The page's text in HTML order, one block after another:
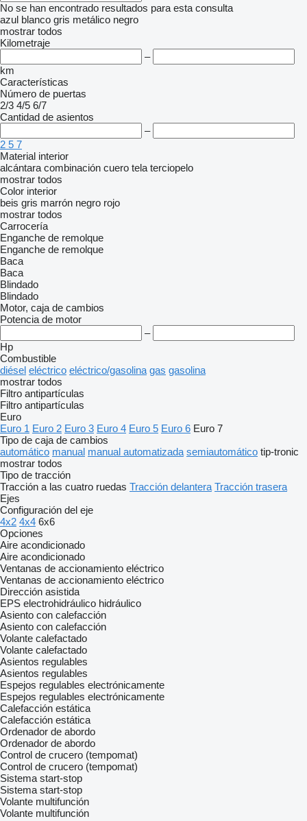
No se han encontrado resultados para esta consulta
azul blanco gris metálico negro
mostrar todos
Kilometraje
–
km
Características
Número de puertas
2/3 4/5 6/7
Cantidad de asientos
–
2 5 7
Material interior
alcántara combinación cuero tela terciopelo
mostrar todos
Color interior
beis gris marrón negro rojo
mostrar todos
Carrocería
Enganche de remolque
Enganche de remolque
Baca
Baca
Blindado
Blindado
Motor, caja de cambios
Potencia de motor
–
Hp
Combustible
diésel eléctrico eléctrico/gasolina gas gasolina
mostrar todos
Filtro antipartículas
Filtro antipartículas
Euro
Euro 1 Euro 2 Euro 3 Euro 4 Euro 5 Euro 6 Euro 7
Tipo de caja de cambios
automático manual manual automatizada semiautomático tip-tronic
mostrar todos
Tipo de tracción
Tracción a las cuatro ruedas Tracción delantera Tracción trasera
Ejes
Configuración del eje
4x2 4x4 6x6
Opciones
Aire acondicionado
Aire acondicionado
Ventanas de accionamiento eléctrico
Ventanas de accionamiento eléctrico
Dirección asistida
EPS electrohidráulico hidráulico
Asiento con calefacción
Asiento con calefacción
Volante calefactado
Volante calefactado
Asientos regulables
Asientos regulables
Espejos regulables electrónicamente
Espejos regulables electrónicamente
Calefacción estática
Calefacción estática
Ordenador de abordo
Ordenador de abordo
Control de crucero (tempomat)
Control de crucero (tempomat)
Sistema start-stop
Sistema start-stop
Volante multifunción
Volante multifunción